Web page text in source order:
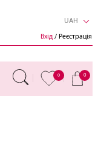
UAH
0 0
Вхід / Реєстрація